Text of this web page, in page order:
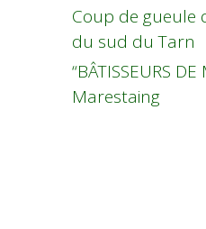
Coup de gueule
du sud du Tarn
“BÂTISSEURS
Marestaing